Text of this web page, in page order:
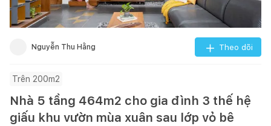
Nguyễn Thu Hằng Theo dõi
Trên 200m2
Nhà 5 tầng 464m2 cho gia đình 3 thế hệ
giấu khu vườn mùa xuân sau lớp vỏ bê